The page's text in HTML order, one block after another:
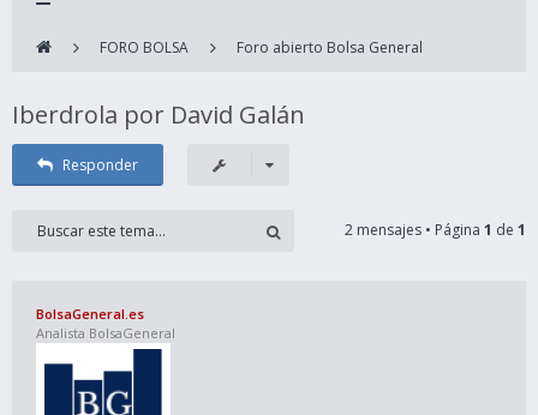
FORO BOLSA Foro abierto Bolsa General
Iberdrola por David Galán
Responder
2 mensajes • Página 1 de 1
BolsaGeneral.es
Analista BolsaGeneral